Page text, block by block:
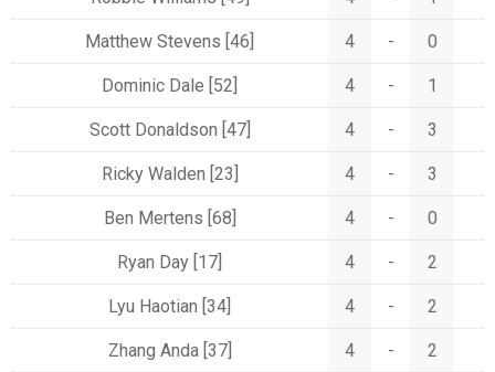
Matthew Stevens [46] 4 - 0
Dominic Dale [52] 4 - 1
Scott Donaldson [47] 4 - 3
Ricky Walden [23] 4 - 3
Ben Mertens [68] 4 - 0
Ryan Day [17] 4 - 2
Lyu Haotian [34] 4 - 2
Zhang Anda [37] 4 - 2